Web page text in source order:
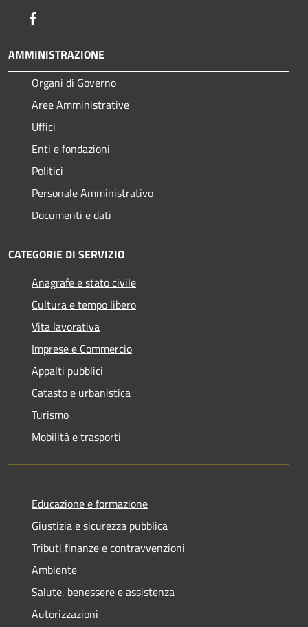
AMMINISTRAZIONE
Organi di Governo
Aree Amministrative
Uffici
Enti e fondazioni
Politici
Personale Amministrativo
Documenti e dati
CATEGORIE DI SERVIZIO
Anagrafe e stato civile
Cultura e tempo libero
Vita lavorativa
Imprese e Commercio
Appalti pubblici
Catasto e urbanistica
Turismo
Mobilità e trasporti
Educazione e formazione
Giustizia e sicurezza pubblica
Tributi,finanze e contravvenzioni
Ambiente
Salute, benessere e assistenza
Autorizzazioni